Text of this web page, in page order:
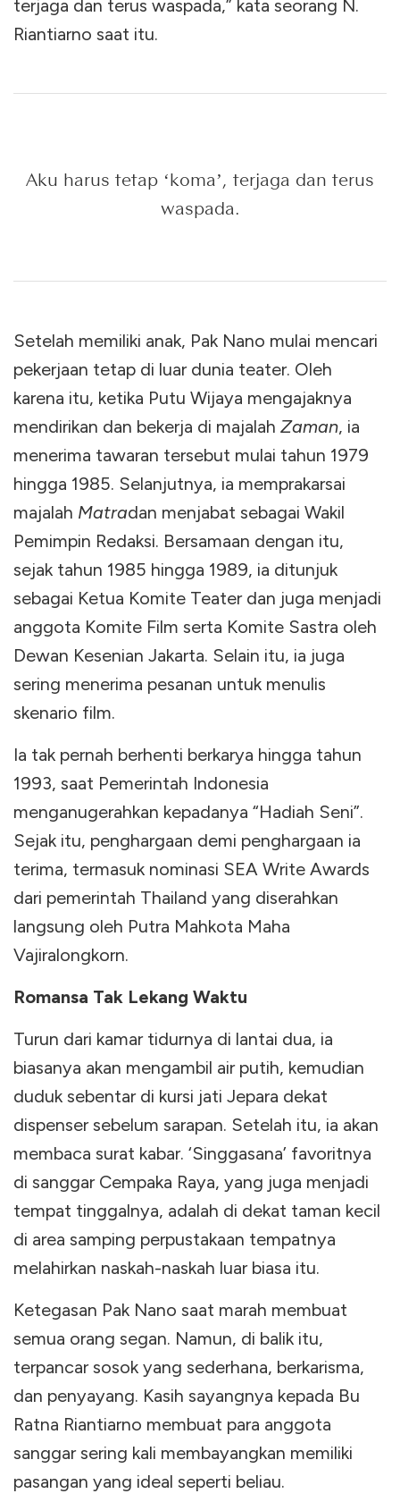
terjaga dan terus waspada,” kata seorang N.
Riantiarno saat itu.
Aku harus tetap ‘koma’, terjaga dan terus
waspada.
Setelah memiliki anak, Pak Nano mulai mencari
pekerjaan tetap di luar dunia teater. Oleh
karena itu, ketika Putu Wijaya mengajaknya
mendirikan dan bekerja di majalah Zaman, ia
menerima tawaran tersebut mulai tahun 1979
hingga 1985. Selanjutnya, ia memprakarsai
majalah Matradan menjabat sebagai Wakil
Pemimpin Redaksi. Bersamaan dengan itu,
sejak tahun 1985 hingga 1989, ia ditunjuk
sebagai Ketua Komite Teater dan juga menjadi
anggota Komite Film serta Komite Sastra oleh
Dewan Kesenian Jakarta. Selain itu, ia juga
sering menerima pesanan untuk menulis
skenario film.
Ia tak pernah berhenti berkarya hingga tahun
1993, saat Pemerintah Indonesia
menganugerahkan kepadanya “Hadiah Seni”.
Sejak itu, penghargaan demi penghargaan ia
terima, termasuk nominasi SEA Write Awards
dari pemerintah Thailand yang diserahkan
langsung oleh Putra Mahkota Maha
Vajiralongkorn.
Romansa Tak Lekang Waktu
Turun dari kamar tidurnya di lantai dua, ia
biasanya akan mengambil air putih, kemudian
duduk sebentar di kursi jati Jepara dekat
dispenser sebelum sarapan. Setelah itu, ia akan
membaca surat kabar. ‘Singgasana’ favoritnya
di sanggar Cempaka Raya, yang juga menjadi
tempat tinggalnya, adalah di dekat taman kecil
di area samping perpustakaan tempatnya
melahirkan naskah-naskah luar biasa itu.
Ketegasan Pak Nano saat marah membuat
semua orang segan. Namun, di balik itu,
terpancar sosok yang sederhana, berkarisma,
dan penyayang. Kasih sayangnya kepada Bu
Ratna Riantiarno membuat para anggota
sanggar sering kali membayangkan memiliki
pasangan yang ideal seperti beliau.